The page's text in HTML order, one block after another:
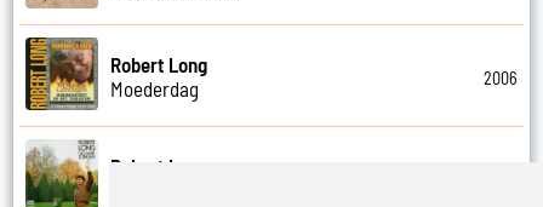
Robert Long
Moederdag
2006
Robert Long